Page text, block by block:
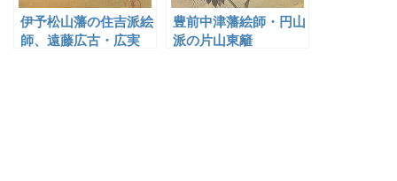
伊予松山藩の住吉派絵
師、遠藤広古・広実
豊前中津藩絵師・円山
派の片山東籬